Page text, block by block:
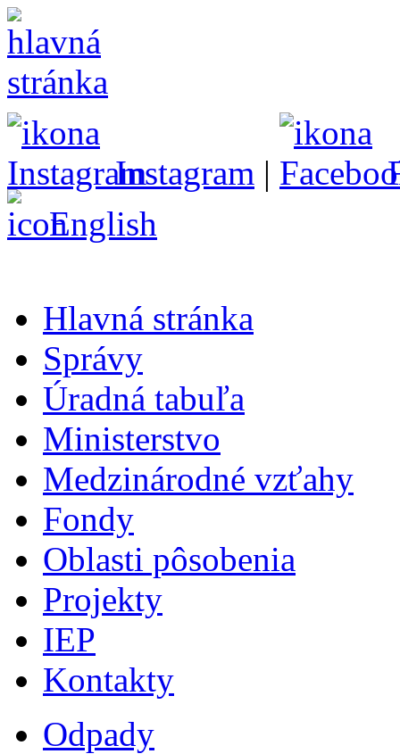
Instagram |
English
Hlavná stránka
Správy
Úradná tabuľa
Ministerstvo
Medzinárodné vzťahy
Fondy
Oblasti pôsobenia
Projekty
IEP
Kontakty
Odpady